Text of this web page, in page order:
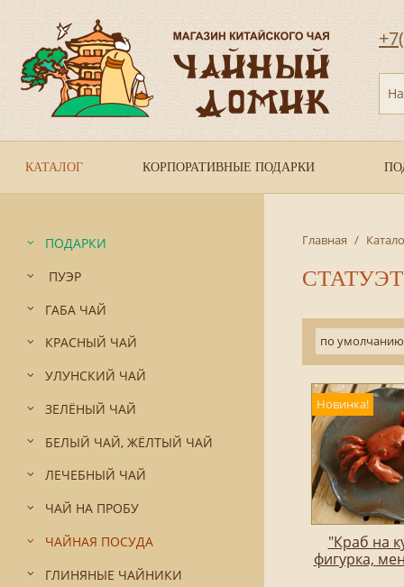
КАТАЛОГ КОРПОРАТИВНЫЕ ПОДАРКИ
ПОДАРКИ
ПУЭР
ГАБА ЧАЙ
КРАСНЫЙ ЧАЙ
УЛУНСКИЙ ЧАЙ
ЗЕЛЁНЫЙ ЧАЙ
БЕЛЫЙ ЧАЙ, ЖЁЛТЫЙ ЧАЙ
ЛЕЧЕБНЫЙ ЧАЙ
ЧАЙ НА ПРОБУ
ЧАЙНАЯ ПОСУДА
ГЛИНЯНЫЕ ЧАЙНИКИ
Главная /
по умолчанию
Новинка!
"Краб на
фигурка,